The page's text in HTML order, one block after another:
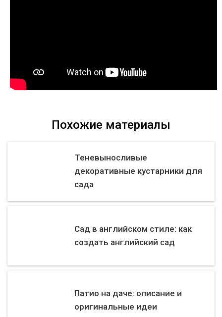
Похожие материалы
Теневыносливые
декоративные кустарники для
сада
Сад в английском стиле: как
создать английский сад
Патио на даче: описание и
оригинальные идеи